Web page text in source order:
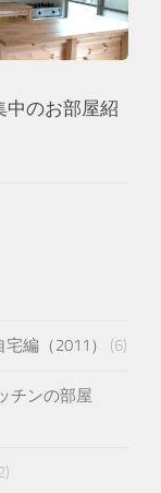
中のお部屋紹
編（2011） (6)
チンの部屋